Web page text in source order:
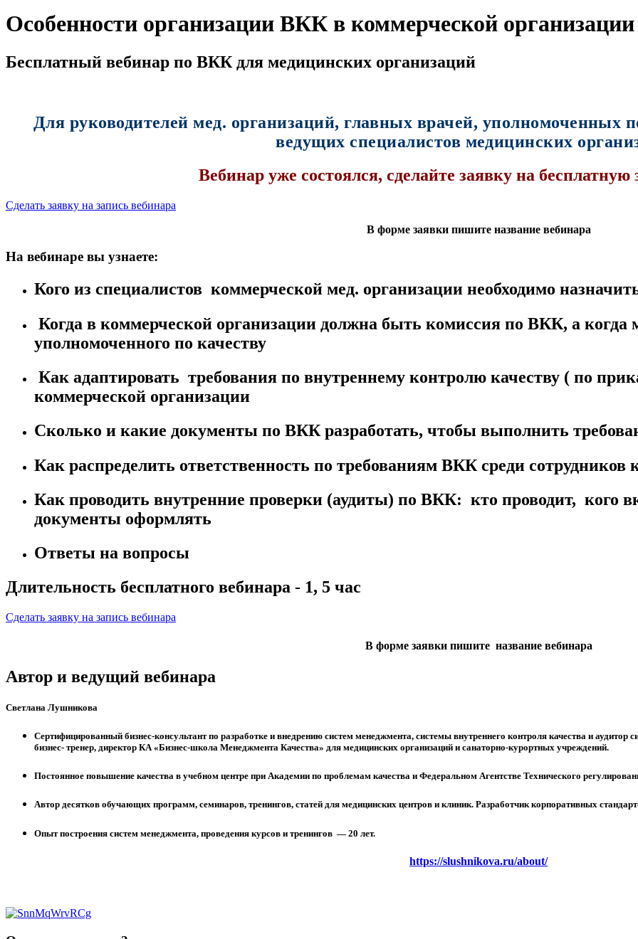
Особенности организации ВКК в коммерческой организации
Бесплатный вебинар по ВКК для медицинских организаций
Для руководителей мед. организаций, главных врачей, уполномоченных
ведущих специалистов медицинских
Вебинар уже состоялся, сделайте заявку на бесплатную
Сделать заявку на запись вебинара
В форме заявки пишите название вебинара
На вебинаре вы узнаете:
Кого из специалистов коммерческой мед. организации необходимо
Когда в коммерческой организации должна быть комиссия по ВКК, а когда
уполномоченного по качеству
Как адаптировать требования по внутреннему контролю качеству ( по
коммерческой организации
Сколько и какие документы по ВКК разработать, чтобы выполнить
Как распределить ответственность по требованиям ВКК среди сотрудников
Как проводить внутренние проверки (аудиты) по ВКК: кто проводит, кого
документы оформлять
Ответы на вопросы
Длительность бесплатного вебинара - 1, 5 час
Сделать заявку на запись вебинара
В форме заявки пишите название вебинара
Автор и ведущий вебинара
Светлана Лушникова
Сертифицированный бизнес-консультант по разработке и внедрению систем менеджмента, системы внутреннего контроля качества и
бизнес- тренер, директор КА «Бизнес-школа Менеджмента Качества» для медицинских организаций и санаторно-курортных учреждений.
Постоянное повышение качества в учебном центре при Академии по проблемам качества и Федеральном Агентстве Технического
Автор десятков обучающих программ, семинаров, тренингов, статей для медицинских центров и клиник. Разработчик корпоративных
Опыт построения систем менеджмента, проведения курсов и тренингов — 20 лет.
https://slushnikova.ru/about/